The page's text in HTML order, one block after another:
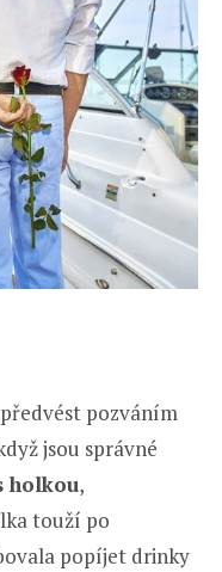
pozváním
jsou správné
holkou,
touží po
popíjet drinky